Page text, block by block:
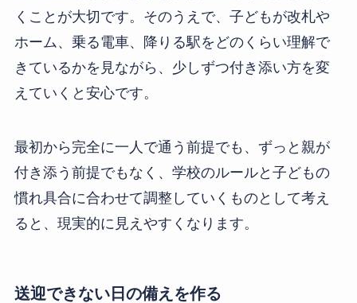
くことが大切です。そのうえで、子どもが改札や
ホーム、乗る電車、降りる駅をどのくらい理解で
きているかを見ながら、少しずつ付き添い方を変
えていくと安心です。
最初から完全に一人で通う前提でも、ずっと親が
付き添う前提でもなく、学校のルールと子どもの
慣れ具合に合わせて調整していくものとして考え
ると、現実的に見えやすくなります。
送迎できない日の備えを作る